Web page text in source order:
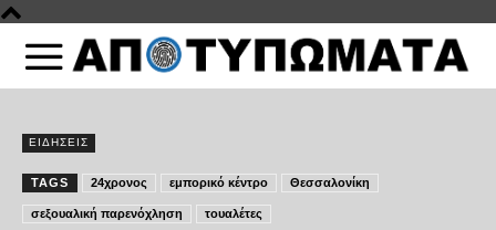
ΕΙΔΗΣΕΙΣ
TAGS 24χρονος εμπορικό κέντρο Θεσσαλονίκη
σεξουαλική παρενόχληση τουαλέτες